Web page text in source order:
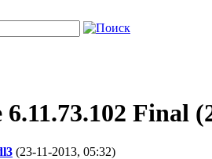
6.11.73.102 Final
(23-11-2013, 05:32)